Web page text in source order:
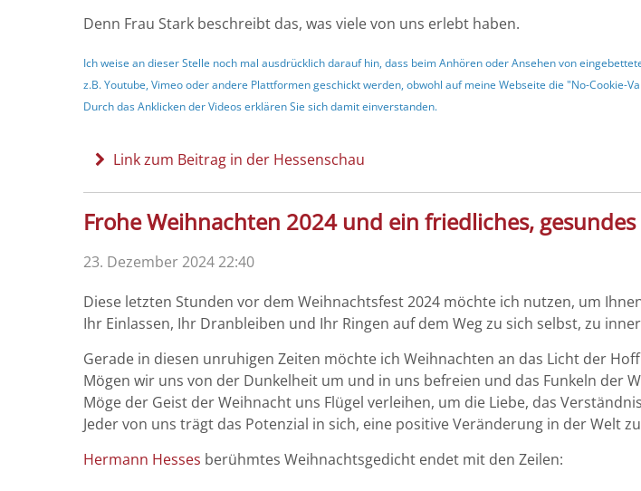
Denn Frau Stark beschreibt das, was viele von uns erlebt haben.
Ich weise an dieser Stelle noch mal ausdrücklich darauf hin, dass beim Anhören oder Ansehen von
z.B. Youtube, Vimeo oder andere Plattformen geschickt werden, obwohl auf meine Webseite die "No-
Durch das Anklicken der Videos erklären Sie sich damit einverstanden.
Link zum Beitrag in der Hessenschau
Frohe Weihnachten 2024 und ein friedliches,
23. Dezember 2024 22:40
Diese letzten Stunden vor dem Weihnachtsfest 2024 möchte ich nutzen, um
Ihr Einlassen, Ihr Dranbleiben und Ihr Ringen auf dem Weg zu sich selbst, zu
Gerade in diesen unruhigen Zeiten möchte ich Weihnachten an das Licht der
Mögen wir uns von der Dunkelheit um und in uns befreien und das Funkeln der
Möge der Geist der Weihnacht uns Flügel verleihen, um die Liebe, das
Jeder von uns trägt das Potenzial in sich, eine positive Veränderung in der Welt
Hermann Hesses berühmtes Weihnachtsgedicht endet mit den Zeilen: